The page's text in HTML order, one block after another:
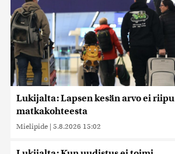
Lukijalta: Lapsen kesän arvo ei riipu
matkakohteesta
Mielipide | 5.8.2026 15:02